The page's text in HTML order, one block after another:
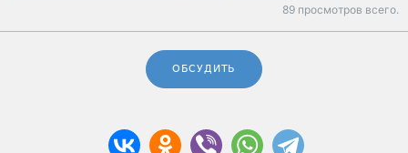
89 просмотров всего.
ОБСУДИТЬ